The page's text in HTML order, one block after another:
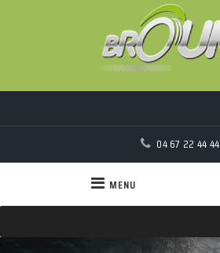
04 67 22 44 44
MENU